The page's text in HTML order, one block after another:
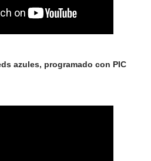
azules, programado con PIC